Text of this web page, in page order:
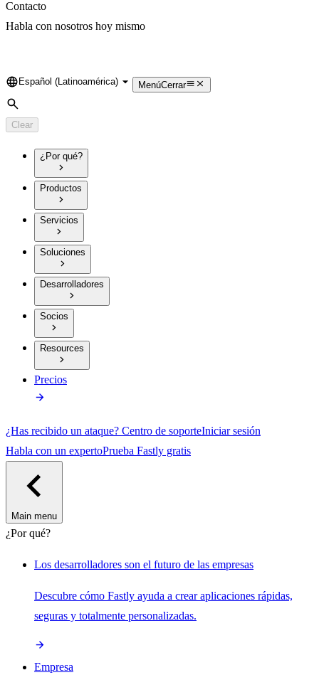
Contacto
Habla con nosotros hoy mismo
Language
Español (Latinoamérica) MenúCerrar
Search
Clear
¿Por qué?
Productos
Servicios
Soluciones
Desarrolladores
Socios
Resources
Precios
¿Has recibido un ataque? Centro de soporteIniciar sesión
Habla con un expertoPrueba Fastly gratis
Main menu
¿Por qué?
Los desarrolladores son el futuro de las empresas
Descubre cómo Fastly ayuda a crear aplicaciones rápidas,
seguras y totalmente personalizadas.
Empresa